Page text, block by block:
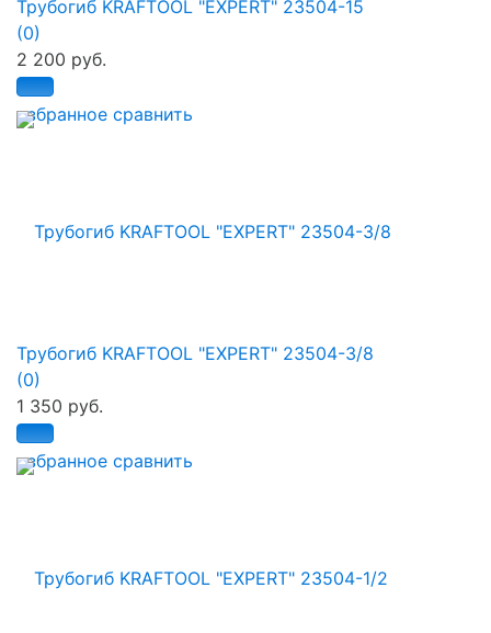
избранное сравнить
Трубогиб KRAFTOOL "EXPERT" 23504-15
(0)
2 200 руб.
избранное сравнить
Трубогиб KRAFTOOL "EXPERT" 23504-3/8
(0)
1 350 руб.